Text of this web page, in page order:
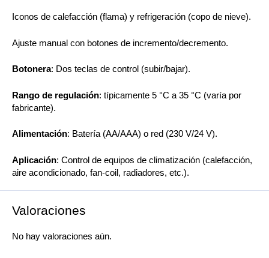
Iconos de calefacción (flama) y refrigeración (copo de nieve).
Ajuste manual con botones de incremento/decremento.
Botonera: Dos teclas de control (subir/bajar).
Rango de regulación: típicamente 5 °C a 35 °C (varía por
fabricante).
Alimentación: Batería (AA/AAA) o red (230 V/24 V).
Aplicación: Control de equipos de climatización (calefacción,
aire acondicionado, fan-coil, radiadores, etc.).
Valoraciones
No hay valoraciones aún.